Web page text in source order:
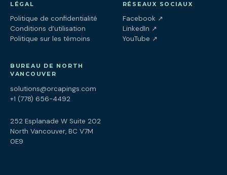
LÉGAL
Politique de confidentialité
Conditions d’utilisation
Politique sur les témoins
RÉSEAUX SOCIAUX
Facebook ↗(ouvre dans un
LinkedIn ↗(ouvre dans un
YouTube ↗(ouvre dans un
BUREAU DE NORTH
VANCOUVER
solutions@orcapings.com
+1 (778) 656-4492
252 Esplanade W Suite 202
North Vancouver, BC V7M
0E9